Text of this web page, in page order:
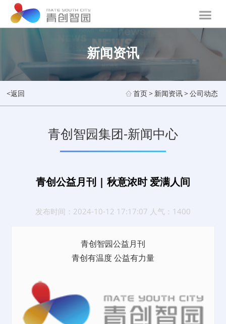
新闻资讯
<返回 首页> 新闻资讯>公司动态
青创智园集团-新闻中心
青创公益月刊 | 秋意浓时 爱满人间
发布时间：2024-10-12 17:17:07 人气：1400
青创智园公益月刊
青创有温度 公益有力量